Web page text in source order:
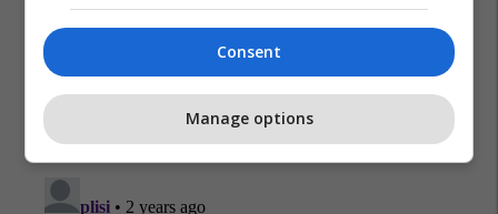
Ldk Doarsa Kica – Xhelili Hajdar Beqa
Consent
Manage options